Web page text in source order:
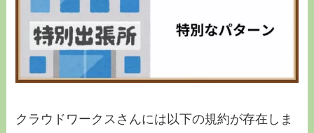
クラウドワークスさんには以下の規約が存在しま